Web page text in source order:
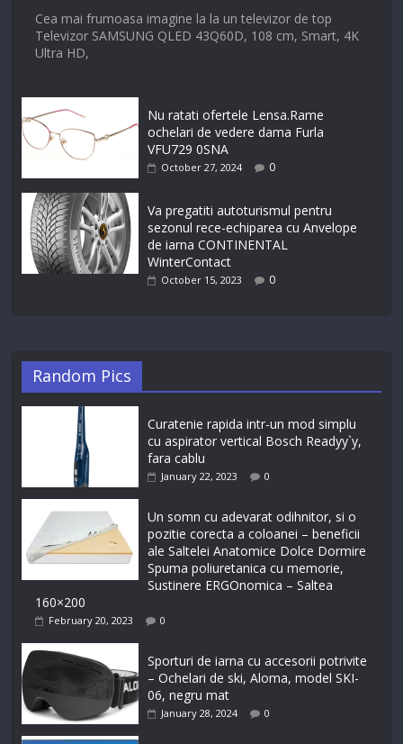
Cea mai frumoasa imagine la la un televizor de top
Televizor SAMSUNG QLED 43Q60D, 108 cm, Smart, 4K
Ultra HD,
Nu ratati ofertele Lensa.Rame
ochelari de vedere dama Furla
VFU729 0SNA
October 27, 2024 0
Va pregatiti autoturismul pentru
sezonul rece-echiparea cu Anvelope
de iarna CONTINENTAL
WinterContact
October 15, 2023 0
Random Pics
Curatenie rapida intr-un mod simplu
cu aspirator vertical Bosch Readyy`y,
fara cablu
January 22, 2023 0
Un somn cu adevarat odihnitor, si o
pozitie corecta a coloanei – beneficii
ale Saltelei Anatomice Dolce Dormire
Spuma poliuretanica cu memorie,
Sustinere ERGOnomica – Saltea
160×200
February 20, 2023 0
Sporturi de iarna cu accesorii potrivite
– Ochelari de ski, Aloma, model SKI-
06, negru mat
January 28, 2024 0